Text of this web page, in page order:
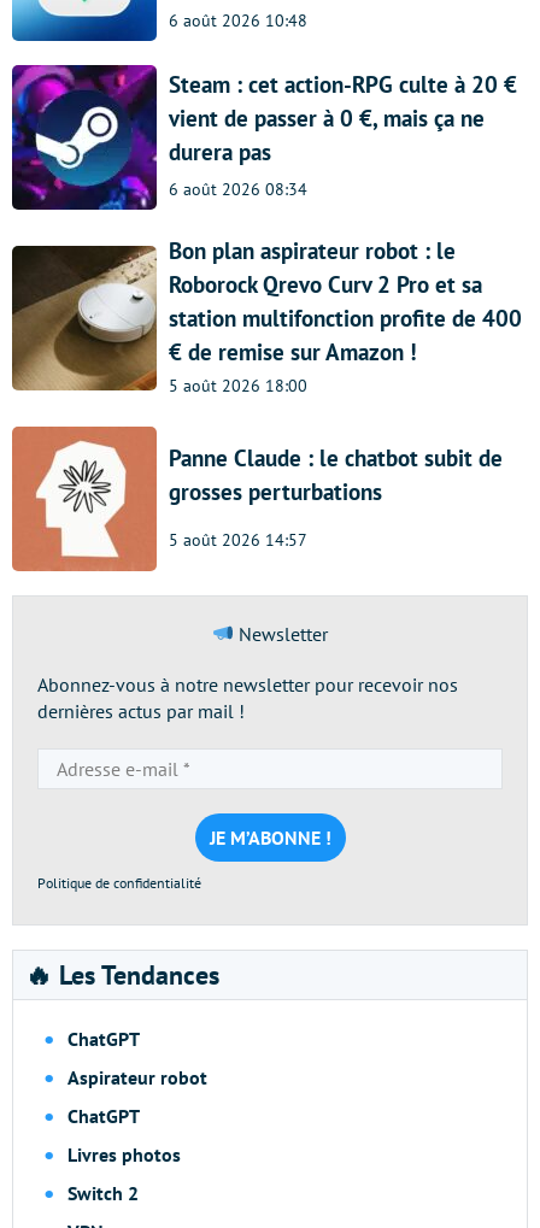
6 août 2026 10:48
Steam : cet action-RPG culte à 20 €
vient de passer à 0 €, mais ça ne
durera pas
6 août 2026 08:34
Bon plan aspirateur robot : le
Roborock Qrevo Curv 2 Pro et sa
station multifonction profite de 400
€ de remise sur Amazon !
5 août 2026 18:00
Panne Claude : le chatbot subit de
grosses perturbations
5 août 2026 14:57
Newsletter
Abonnez-vous à notre newsletter pour recevoir nos
dernières actus par mail !
e-
mail
*
Politique de confidentialité
🔥 Les Tendances
ChatGPT
Aspirateur robot
ChatGPT
Livres photos
Switch 2